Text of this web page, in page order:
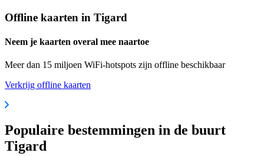
Offline kaarten in Tigard
Neem je kaarten overal mee naartoe
Meer dan 15 miljoen WiFi-hotspots zijn offline beschikbaar
Verkrijg offline kaarten
Populaire bestemmingen in de buurt
Tigard